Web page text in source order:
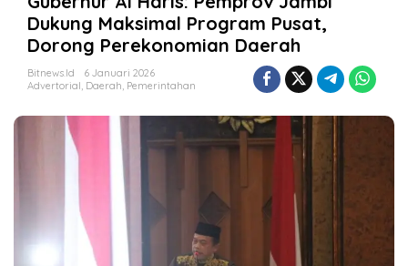
e
r
n
u
r
l
Dukung Maksimal Program Pusat,
Dorong Perekonomian Daerah
Bitnews.id
6 Januari 2026
Advertorial, Daerah, Pemerintahan